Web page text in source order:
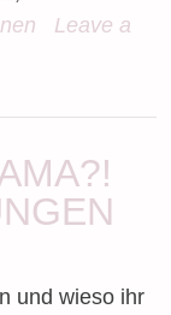
Leave a
und wieso ihr